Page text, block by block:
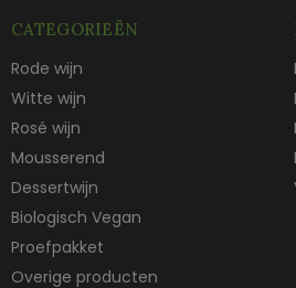
CATEGORIEËN
Rode wijn
Witte wijn
Rosé wijn
Mousserend
Dessertwijn
Biologisch Vegan
Proefpakket
Overige producten